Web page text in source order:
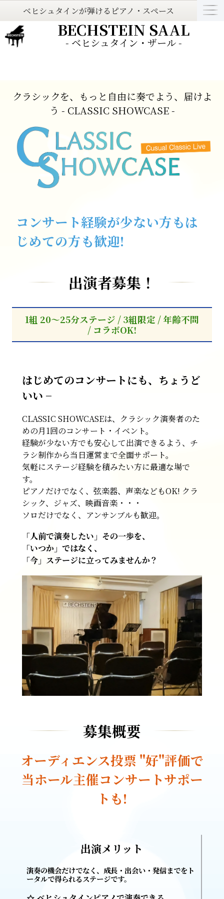
ベヒシュタインが弾けるピアノ・スペース
BECHSTEIN SAAL
- ベヒシュタイン・ザール -
クラシックを、もっと自由に奏でよう、届けよ
う - CLASSIC SHOWCASE -
コンサート経験が少ない方もは
じめての方も歓迎!
出演者募集！
1組 20〜25分ステージ / 3組限定 / 年齢不問
/ コラボOK!
はじめてのコンサートにも、ちょうど
いい −
CLASSIC SHOWCASEは、クラシック演奏者のた
めの月1回のコンサート・イベント。
経験が少ない方でも安心して出演できるよう、チ
ラシ制作から当日運営まで全面サポート。
気軽にステージ経験を積みたい方に最適な場で
す。
ピアノだけでなく、弦楽器、声楽などもOK! クラ
シック、ジャズ、映画音楽・・・
ソロだけでなく、アンサンブルも歓迎。
「人前で演奏したい」その一歩を、
「いつか」ではなく、
「今」ステージに立ってみませんか？
募集概要
オーディエンス投票 "好"評価で
当ホール主催コンサートサポー
トも!
出演メリット
演奏の機会だけでなく、成長・出会い・発信までをト
ータルで得られるステージです。